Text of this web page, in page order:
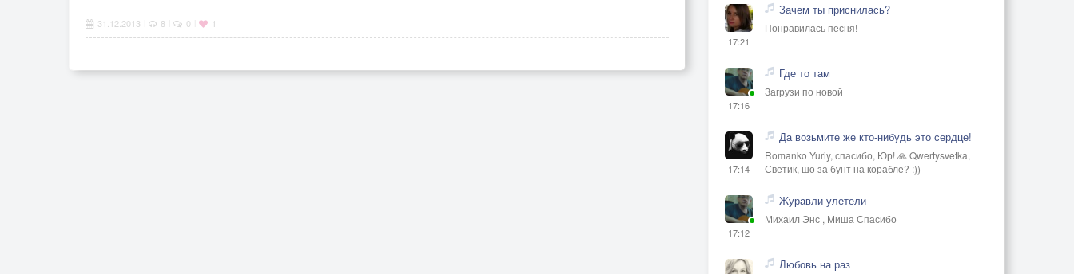
31.12.2013 8 0 1
17:21
Зачем ты приснилась?
Понравилась песня!
17:16
Где то там
Загрузи по новой
17:14
Да возьмите же кто-нибудь это сердце!
Romanko Yuriy, спасибо, Юр! 🙏 Qwertysvetka,
Светик, шо за бунт на корабле? :))
17:12
Журавли улетели
Михаил Энс , Миша Спасибо
Любовь на раз